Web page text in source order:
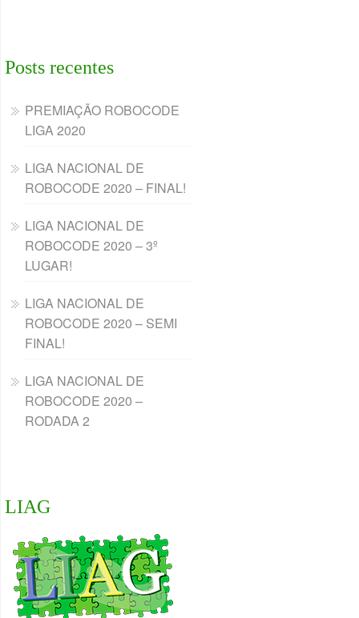
Posts recentes
PREMIAÇÃO ROBOCODE
LIGA 2020
LIGA NACIONAL DE
ROBOCODE 2020 – FINAL!
LIGA NACIONAL DE
ROBOCODE 2020 – 3º
LUGAR!
LIGA NACIONAL DE
ROBOCODE 2020 – SEMI
FINAL!
LIGA NACIONAL DE
ROBOCODE 2020 –
RODADA 2
LIAG